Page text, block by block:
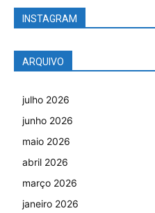
INSTAGRAM
ARQUIVO
julho 2026
junho 2026
maio 2026
abril 2026
março 2026
janeiro 2026